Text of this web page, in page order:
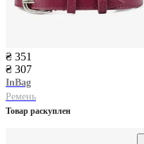
₴ 351
₴ 307
InBag
Ремень
Товар раскуплен